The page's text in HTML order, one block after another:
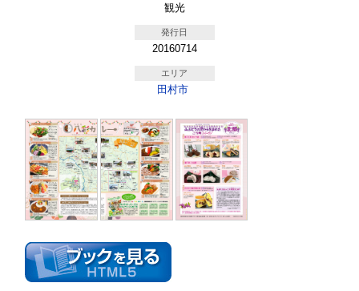
観光
発行日
20160714
エリア
田村市